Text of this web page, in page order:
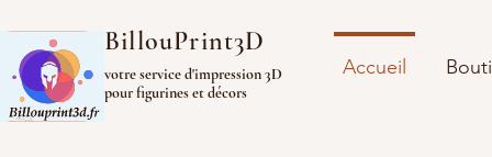
BillouPrint3D
votre service d'impression 3D
pour figurines et décors
Accueil